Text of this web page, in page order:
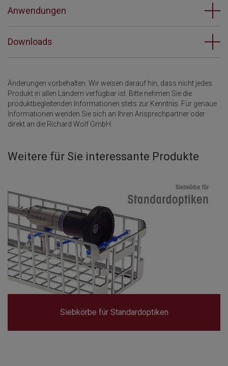
Anwendungen
Downloads
Änderungen vorbehalten. Wir weisen darauf hin, dass nicht jedes
Produkt in allen Ländern verfügbar ist. Bitte nehmen Sie die
produktbegleitenden Informationen stets zur Kenntnis. Für genaue
Informationen wenden Sie sich an Ihren Ansprechpartner oder
direkt an die Richard Wolf GmbH.
Weitere für Sie interessante Produkte
Siebkörbe für Standardoptiken